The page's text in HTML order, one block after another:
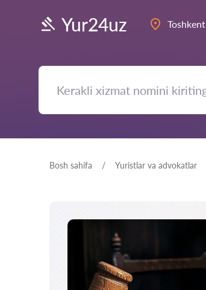
Yur24uz Toshkent
Bosh sahifa Yuristlar va advokatlar